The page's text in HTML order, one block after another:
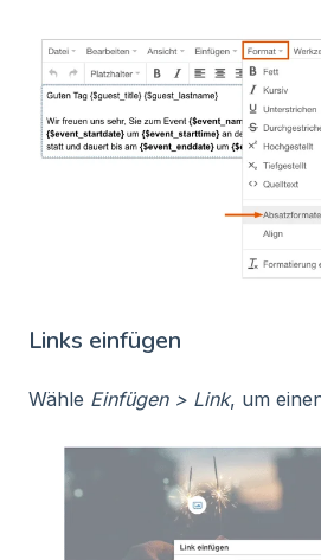
Links einfügen
Wähle Einfügen > Link, um